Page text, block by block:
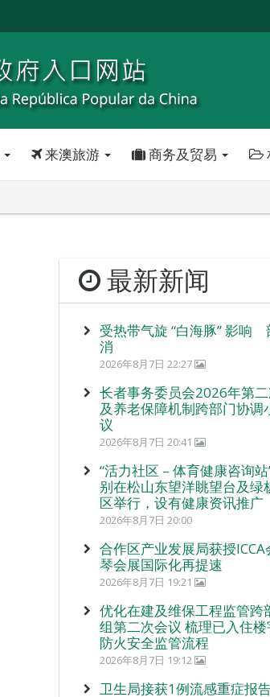
来澳旅游 商务及贸易
最新新闻
受热带气旋 “白海豚” 影响
消
2026年8月7日 22:27
长者事务委员会2026年第
及养老保障机制跨部门协调
议
2026年8月7日 20:41
“活力社区 – 体育健康咨询
别在松山东望洋眺望台及绿
区举行，设有健康资讯推广
2026年8月7日 20:00
合作区产业发展局获授ICCA
琴会展国际化再提速
2026年8月7日 19:21
优化在建及维保工程监管跨
组第二次会议 梳理已入住
防火安全监管流程
2026年8月7日 19:12
卫生局接获1例流感重症报